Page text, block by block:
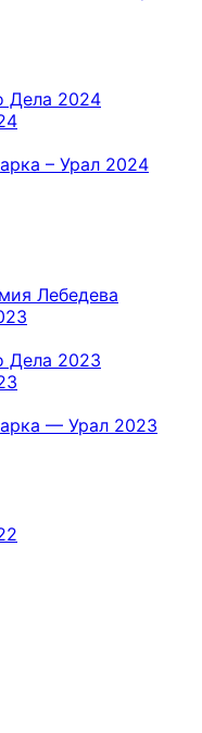
Дела 2024
– Урал 2024
Лебедева
Дела 2023
— Урал 2023